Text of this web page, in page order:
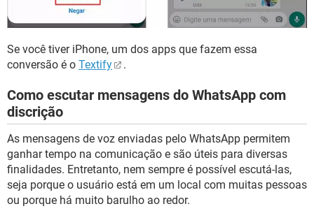
Se você tiver iPhone, um dos apps que fazem essa
conversão é o Textify .
Como escutar mensagens do WhatsApp com
discrição
As mensagens de voz enviadas pelo WhatsApp permitem
ganhar tempo na comunicação e são úteis para diversas
finalidades. Entretanto, nem sempre é possível escutá-las,
seja porque o usuário está em um local com muitas pessoas
ou porque há muito barulho ao redor.